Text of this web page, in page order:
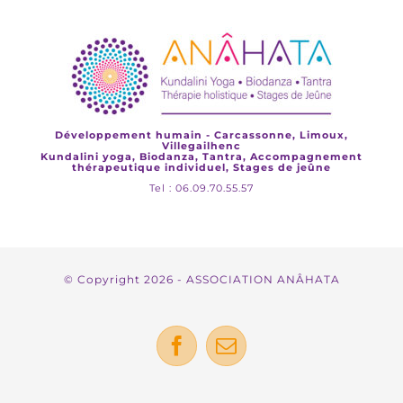
Développement humain - Carcassonne, Limoux,
Villegailhenc
Kundalini yoga, Biodanza, Tantra, Accompagnement
thérapeutique individuel, Stages de jeûne
Tel : 06.09.70.55.57
© Copyright 2026 - ASSOCIATION ANÂHATA
Facebook
Email